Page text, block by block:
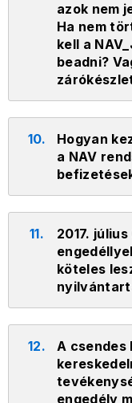
azok nem
Ha nem
kell a
beadni?
10.
Hogyan
a NAV
11.
2017.
köteles
12.
A csendes
engedély